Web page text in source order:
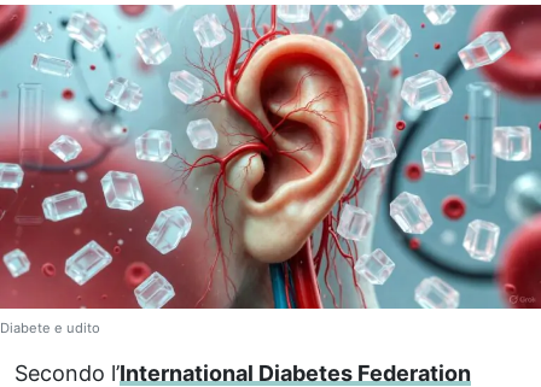
Diabete e udito
Secondo l’International Diabetes Federation